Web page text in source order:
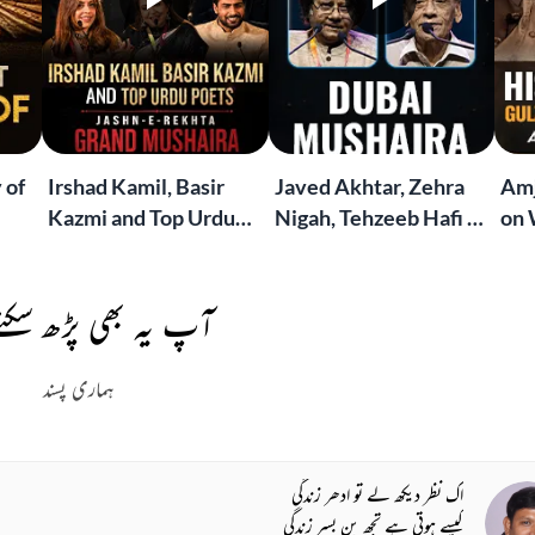
of
Irshad Kamil, Basir
Kazmi and Top Urdu
London Grand
Mushaira
Javed Akhtar, Zehra
Nigah, Tehzeeb Hafi &
on
آپ یہ بھی پڑھ
ہماری پسند
اک نظر دیکھ لے تو ادھر زندگی
کیسے ہوتی ہے تجھ بن بسر زندگی